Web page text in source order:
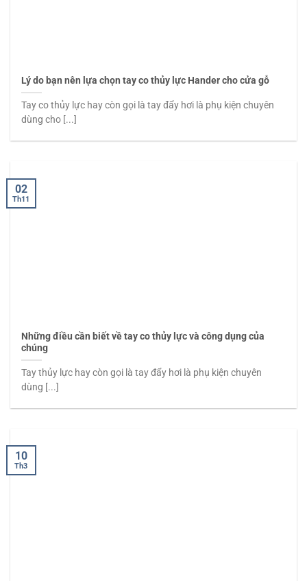
Lý do bạn nên lựa chọn tay co thủy lực Hander cho cửa gỗ
Tay co thủy lực hay còn gọi là tay đẩy hơi là phụ kiện chuyên
dùng cho [...]
Những điều cần biết về tay co thủy lực và công dụng của
chúng
Tay thủy lực hay còn gọi là tay đẩy hơi là phụ kiện chuyên
dùng [...]
02
Th11
10
Th3